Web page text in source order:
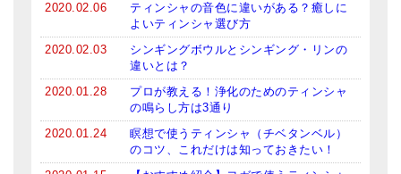
2020.02.06
ティンシャの音色に違いがある？癒しに
よいティンシャ選び方
2020.02.03
シンギングボウルとシンギング・リンの
違いとは？
2020.01.28
プロが教える！浄化のためのティンシャ
の鳴らし方は3通り
2020.01.24
瞑想で使うティンシャ（チベタンベル）
のコツ、これだけは知っておきたい！